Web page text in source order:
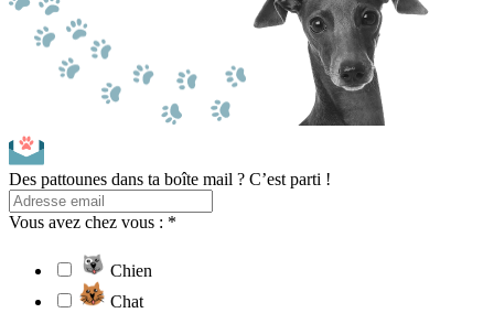
Des pattounes dans ta boîte mail ? C’est parti !
Vous avez chez vous : *
Chien
Chat